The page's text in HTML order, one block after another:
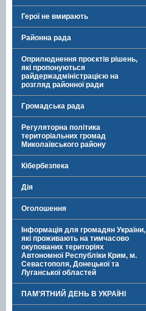
Герої не вмирають
Районна рада
Оприлюднення проєктів рішень,
які пропонуються
райдержадміністрацією на
розгляд районної ради
Громадська рада
Регуляторна політика
територіальних громад
Миколаївського району
Кібербезпека
Дія
Оголошення
Інформація для громадян України,
які проживають на тимчасово
окупованих територіях
Автономної Республіки Крим, м.
Севастополя, Донецької та
Луганської областей
ПАМ'ЯТНИЙ ДЕНЬ В УКРАЇНІ